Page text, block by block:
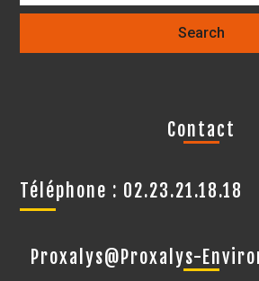
Contact
Téléphone : 02.23.21.18.18
Proxalys@proxalys-